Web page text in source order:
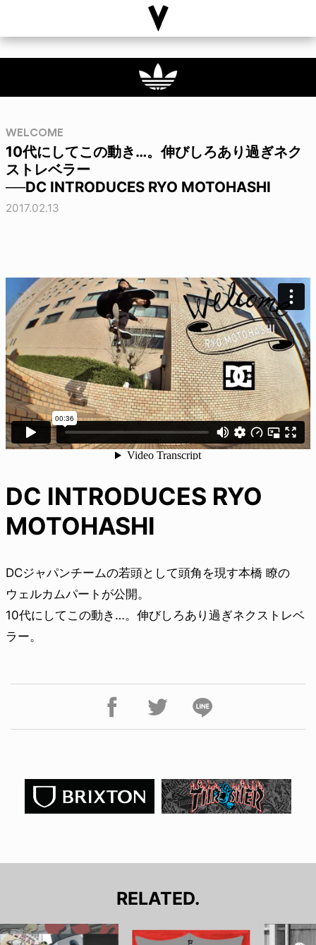
WELCOME
10代にしてこの動き…。伸びしろあり過ぎネク
ストレベラー
──DC INTRODUCES RYO MOTOHASHI
2017.02.13
DC INTRODUCES RYO
MOTOHASHI
DCジャパンチームの若頭として頭角を現す本橋 瞭の
ウェルカムパートが公開。
10代にしてこの動き…。伸びしろあり過ぎネクストレベ
ラー。
RELATED.